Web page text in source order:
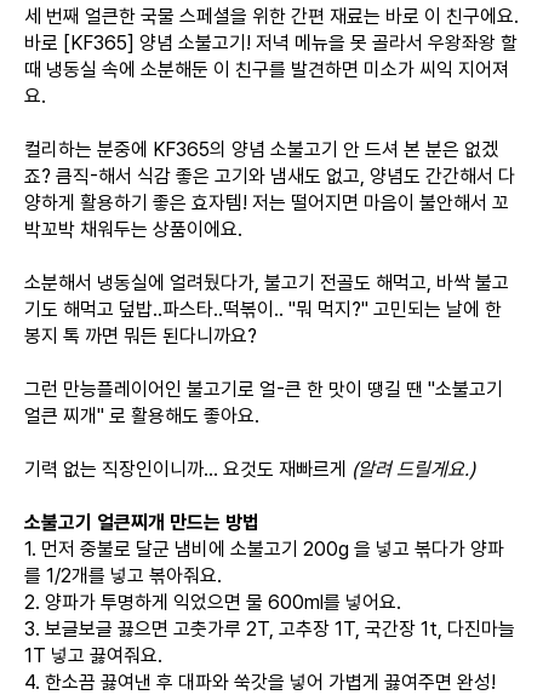
세 번째 얼큰한 국물 스페셜을 위한 간편 재료는 바로 이 친구에요.
바로 [KF365] 양념 소불고기! 저녁 메뉴을 못 골라서 우왕좌왕 할
때 냉동실 속에 소분해둔 이 친구를 발견하면 미소가 씨익 지어져
요.
컬리하는 분중에 KF365의 양념 소불고기 안 드셔 본 분은 없겠
죠? 큼직-해서 식감 좋은 고기와 냄새도 없고, 양념도 간간해서 다
양하게 활용하기 좋은 효자템! 저는 떨어지면 마음이 불안해서 꼬
박꼬박 채워두는 상품이에요.
소분해서 냉동실에 얼려뒀다가, 불고기 전골도 해먹고, 바싹 불고
기도 해먹고 덮밥..파스타..떡볶이.. "뭐 먹지?" 고민되는 날에 한
봉지 톡 까면 뭐든 된다니까요?
그런 만능플레이어인 불고기로 얼-큰 한 맛이 땡길 땐 "소불고기
얼큰 찌개" 로 활용해도 좋아요.
기력 없는 직장인이니까... 요것도 재빠르게 (알려 드릴게요.)
소불고기 얼큰찌개 만드는 방법
1. 먼저 중불로 달군 냄비에 소불고기 200g 을 넣고 볶다가 양파
를 1/2개를 넣고 볶아줘요.
2. 양파가 투명하게 익었으면 물 600ml를 넣어요.
3. 보글보글 끓으면 고춧가루 2T, 고추장 1T, 국간장 1t, 다진마늘
1T 넣고 끓여줘요.
4. 한소끔 끓여낸 후 대파와 쑥갓을 넣어 가볍게 끓여주면 완성!